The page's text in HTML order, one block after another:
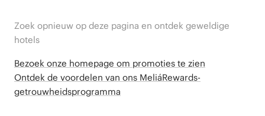
Zoek opnieuw op deze pagina en ontdek geweldige
hotels
Bezoek onze homepage om promoties te zien
Ontdek de voordelen van ons MeliáRewards-
getrouwheidsprogramma